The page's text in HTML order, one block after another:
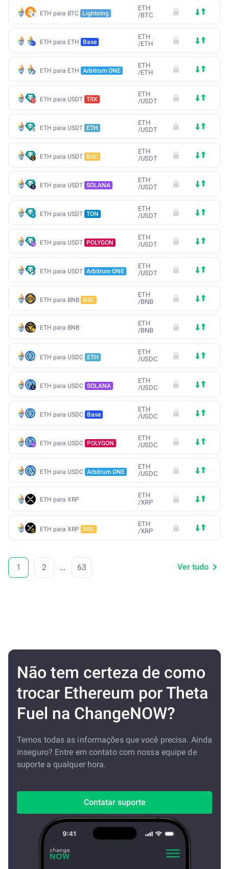
ETH para BTC Lightning
ETH
/BTC
ETH para ETH Base
ETH
/ETH
ETH para ETH Arbitrum ONE
ETH
/ETH
ETH para USDT TRX
ETH
/USDT
ETH para USDT ETH
ETH
/USDT
ETH para USDT BSC
ETH
/USDT
ETH para USDT SOLANA
ETH
/USDT
ETH para USDT TON
ETH
/USDT
ETH para USDT POLYGON
ETH
/USDT
ETH para USDT Arbitrum ONE
ETH
/USDT
ETH para BNB BSC
ETH
/BNB
ETH para BNB
ETH
/BNB
ETH para USDC ETH
ETH
/USDC
ETH para USDC SOLANA
ETH
/USDC
ETH para USDC Base
ETH
/USDC
ETH para USDC POLYGON
ETH
/USDC
ETH para USDC Arbitrum ONE
ETH
/USDC
ETH para XRP
ETH
/XRP
ETH para XRP BSC
ETH
/XRP
1 2 ... 63 Ver tudo
Não tem certeza de como
trocar Ethereum por Theta
Fuel na ChangeNOW?
Temos todas as informações que você precisa. Ainda
inseguro? Entre em contato com nossa equipe de
suporte a qualquer hora.
Contatar suporte